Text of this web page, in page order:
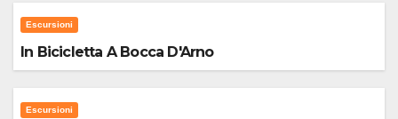
Escursioni
In Bicicletta A Bocca D'Arno
Escursioni